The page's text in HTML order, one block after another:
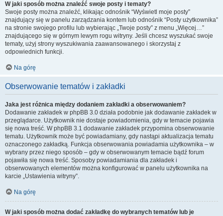
W jaki sposób można znaleźć swoje posty i tematy?
Swoje posty można znaleźć, klikając odnośnik “Wyświetl moje posty”
znajdujący się w panelu zarządzania kontem lub odnośnik “Posty użytkownika”
na stronie swojego profilu lub wybierając „Twoje posty” z menu „Więcej…”
znajdującego się w górnym lewym rogu witryny. Jeśli chcesz wyszukać swoje
tematy, użyj strony wyszukiwania zaawansowanego i skorzystaj z
odpowiednich funkcji.
Na górę
Obserwowanie tematów i zakładki
Jaka jest różnica między dodaniem zakładki a obserwowaniem?
Dodawanie zakładek w phpBB 3.0 działa podobnie jak dodawanie zakładek w
przeglądarce. Użytkownik nie dostaje powiadomienia, gdy w temacie pojawia
się nowa treść. W phpBB 3.1 dodawanie zakładek przypomina obserwowanie
tematu. Użytkownik może być powiadamiany, gdy nastąpi aktualizacja tematu
oznaczonego zakładką. Funkcja obserwowania powiadamia użytkownika – w
wybrany przez niego sposób – gdy w obserwowanym temacie bądź forum
pojawiła się nowa treść. Sposoby powiadamiania dla zakładek i
obserwowanych elementów można konfigurować w panelu użytkownika na
karcie „Ustawienia witryny”.
Na górę
W jaki sposób można dodać zakładkę do wybranych tematów lub je